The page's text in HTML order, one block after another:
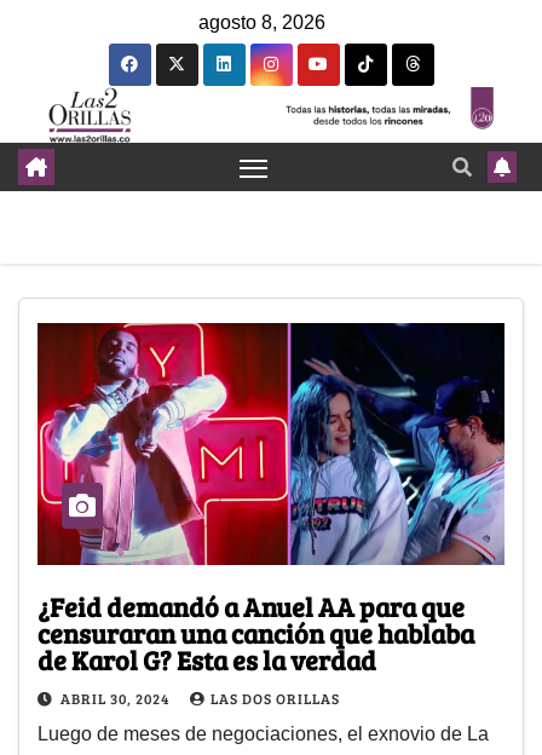
agosto 8, 2026
¿Feid demandó a Anuel AA para que
censuraran una canción que hablaba
de Karol G? Esta es la verdad
ABRIL 30, 2024 LAS DOS ORILLAS
Luego de meses de negociaciones, el exnovio de La